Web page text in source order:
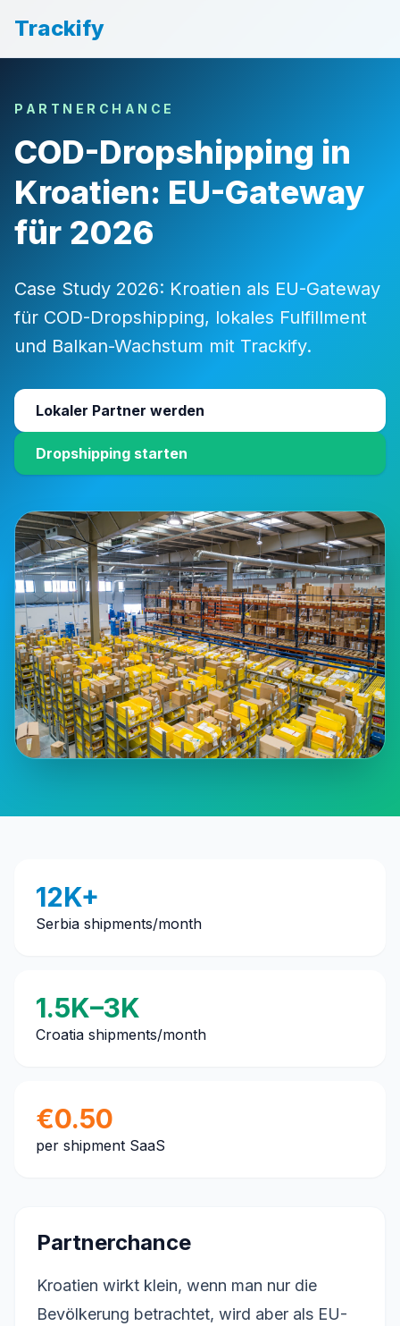
Trackify
PARTNERCHANCE
COD-Dropshipping in
Kroatien: EU-Gateway
für 2026
Case Study 2026: Kroatien als EU-Gateway
für COD-Dropshipping, lokales Fulfillment
und Balkan-Wachstum mit Trackify.
Lokaler Partner werden
Dropshipping starten
12K+
Serbia shipments/month
1.5K–3K
Croatia shipments/month
€0.50
per shipment SaaS
Partnerchance
Kroatien wirkt klein, wenn man nur die
Bevölkerung betrachtet, wird aber als EU-